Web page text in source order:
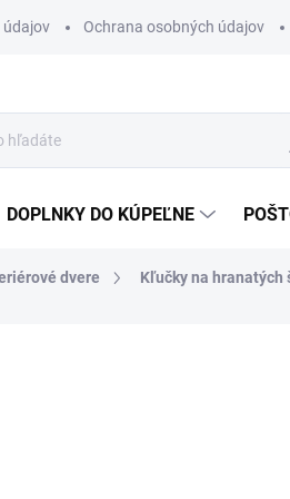
údajov Ochrana osobných údajov
DOPLNKY DO KÚPEĽNE
dvere Kľučky na hranatých